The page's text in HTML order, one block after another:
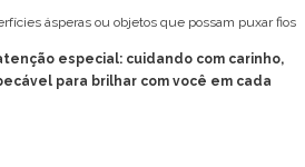
ásperas ou objetos que possam puxar fios
especial: cuidando com carinho,
para brilhar com você em cada